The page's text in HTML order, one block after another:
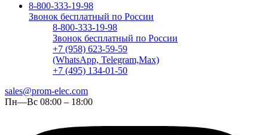
8-800-333-19-98
Звонок бесплатный по России
8-800-333-19-98
Звонок бесплатный по России
+7 (958) 623-59-59
(WhatsApp, Telegram,Max)
+7 (495) 134-01-50
sales@prom-elec.com
Пн—Вс 08:00 – 18:00